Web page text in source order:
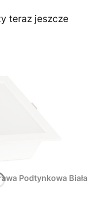
teraz jeszcze
Podtynkowa Biała